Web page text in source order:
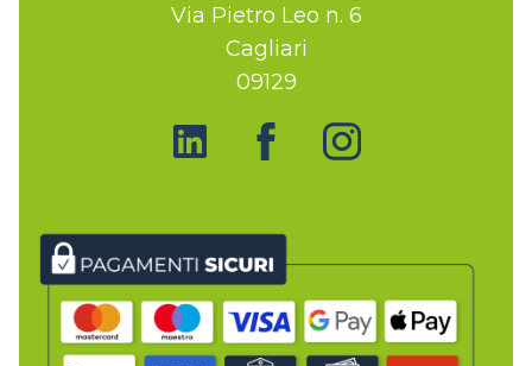
Via Pietro Leo n. 6
Cagliari
09129